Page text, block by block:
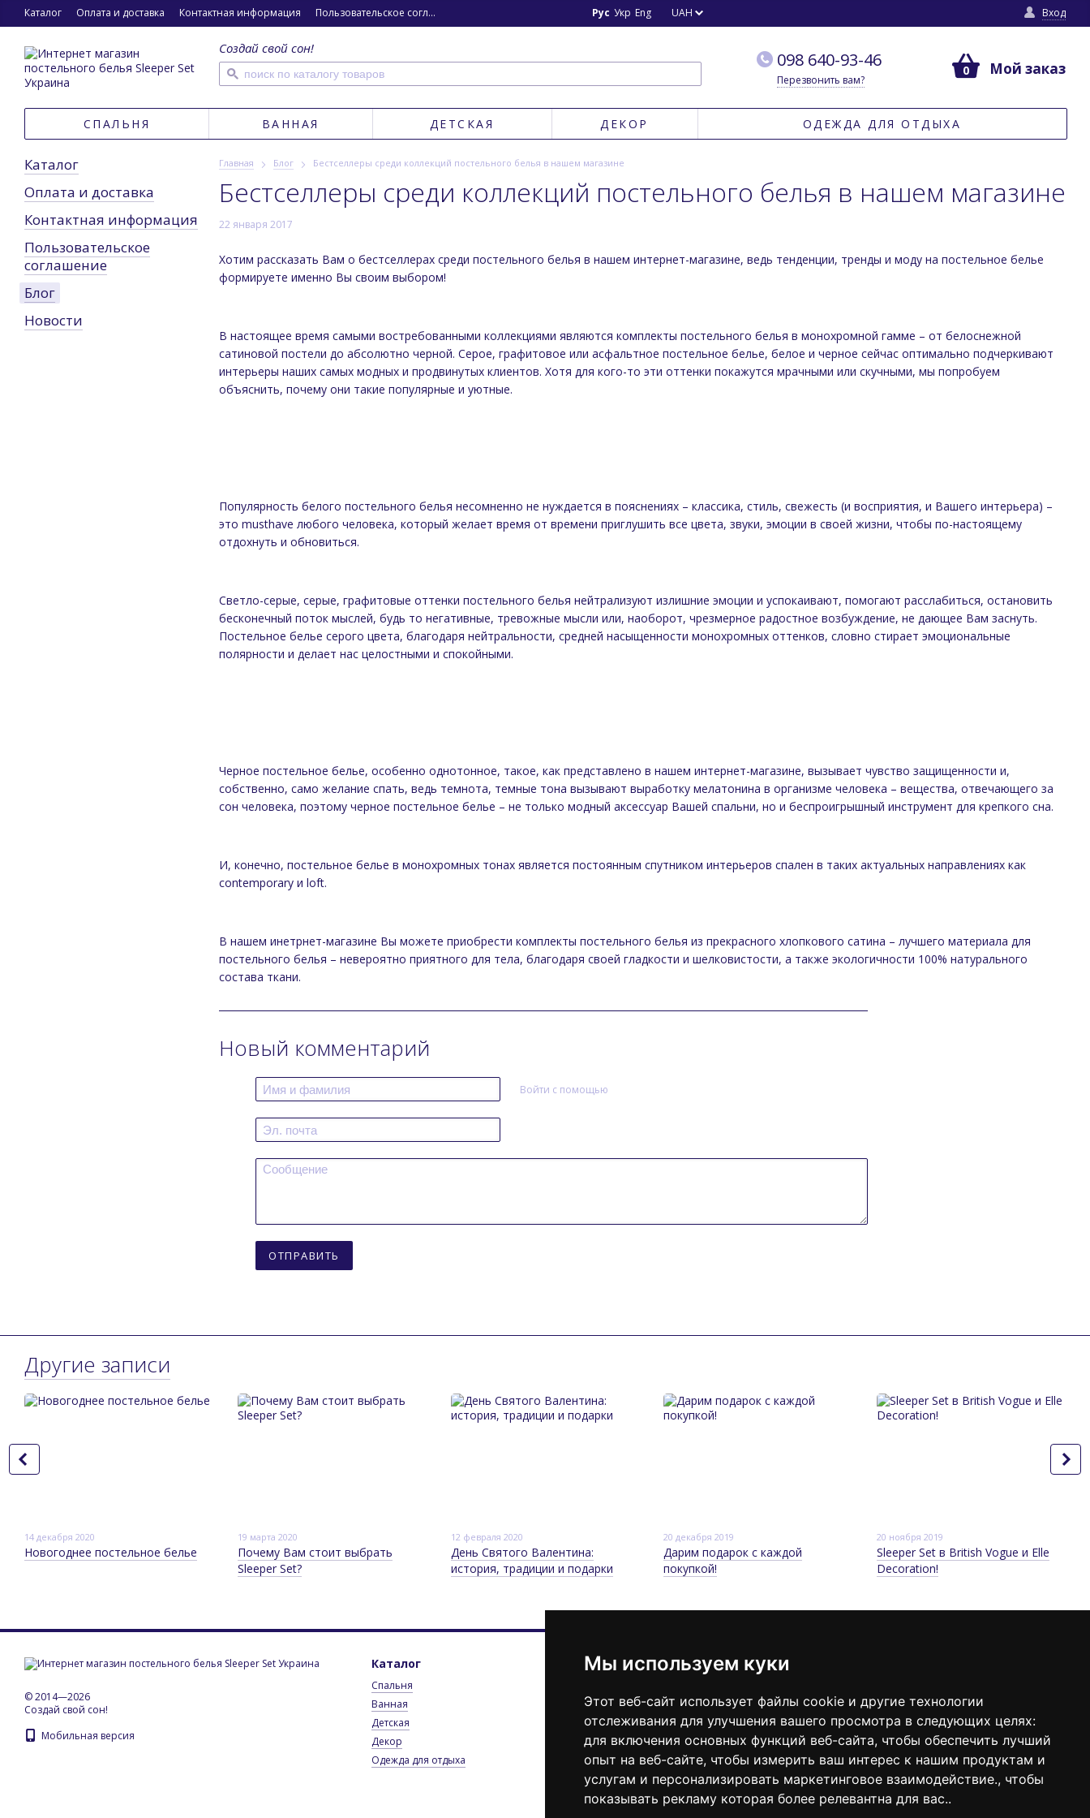
Мы используем куки
Этот веб-сайт использует файлы cookie и другие технологии
отслеживания для улучшения вашего просмотра в следующих целях:
для включения основных функций веб-сайта, чтобы обеспечить лучший
опыт на веб-сайте, чтобы измерить ваш интерес к нашим продуктам и
услугам и персонализировать маркетинговое взаимодействие., чтобы
показывать рекламу которая более релевантна для вас..
Каталог Оплата и доставка Контактная информация Пользовательское соглашение Вход
Рус Укр Eng UAH
Создай свой сон!
098 640-93-46
Перезвонить вам?
0 Мой заказ
СПАЛЬНЯ ВАННАЯ ДЕТСКАЯ ДЕКОР ОДЕЖДА ДЛЯ ОТДЫХА
Главная Блог Бестселлеры среди коллекций постельного белья в нашем магазине
Бестселлеры среди коллекций постельного белья в нашем магазине
22 января 2017
Хотим рассказать Вам о бестселлерах среди постельного белья в нашем интернет-магазине, ведь тенденции, тренды и моду на постельное белье
формируете именно Вы своим выбором!
В настоящее время самыми востребованными коллекциями являются комплекты постельного белья в монохромной гамме – от белоснежной
сатиновой постели до абсолютно черной. Серое, графитовое или асфальтное постельное белье, белое и черное сейчас оптимально подчеркивают
интерьеры наших самых модных и продвинутых клиентов. Хотя для кого-то эти оттенки покажутся мрачными или скучными, мы попробуем
объяснить, почему они такие популярные и уютные.
Популярность белого постельного белья несомненно не нуждается в пояснениях – классика, стиль, свежесть (и восприятия, и Вашего интерьера) –
это musthave любого человека, который желает время от времени приглушить все цвета, звуки, эмоции в своей жизни, чтобы по-настоящему
отдохнуть и обновиться.
Светло-серые, серые, графитовые оттенки постельного белья нейтрализуют излишние эмоции и успокаивают, помогают расслабиться, остановить
бесконечный поток мыслей, будь то негативные, тревожные мысли или, наоборот, чрезмерное радостное возбуждение, не дающее Вам заснуть.
Постельное белье серого цвета, благодаря нейтральности, средней насыщенности монохромных оттенков, словно стирает эмоциональные
полярности и делает нас целостными и спокойными.
Черное постельное белье, особенно однотонное, такое, как представлено в нашем интернет-магазине, вызывает чувство защищенности и,
собственно, само желание спать, ведь темнота, темные тона вызывают выработку мелатонина в организме человека – вещества, отвечающего за
сон человека, поэтому черное постельное белье – не только модный аксессуар Вашей спальни, но и беспроигрышный инструмент для крепкого сна.
И, конечно, постельное белье в монохромных тонах является постоянным спутником интерьеров спален в таких актуальных направлениях как
contemporary и loft.
В нашем инетрнет-магазине Вы можете приобрести комплекты постельного белья из прекрасного хлопкового сатина – лучшего материала для
постельного белья – невероятно приятного для тела, благодаря своей гладкости и шелковистости, а также экологичности 100% натурального
состава ткани.
Новый комментарий
Войти с помощью
ОТПРАВИТЬ
Каталог
Оплата и доставка
Контактная информация
Пользовательское
соглашение
Блог
Новости
Другие записи
14 декабря 2020
Новогоднее постельное белье
19 марта 2020
Почему Вам стоит выбрать
Sleeper Set?
12 февраля 2020
День Святого Валентина:
история, традиции и подарки
20 декабря 2019
Дарим подарок с каждой
покупкой!
20 ноября 2019
Sleeper Set в British Vogue и Elle
Decoration!
© 2014—2026
Создай свой сон!
Мобильная версия
Каталог
Спальня
Ванная
Детская
Декор
Одежда для отдыха
Клиентам
Оплата и доставка
Контактная информация
Пользовательское
Контактная информация
Перезвонить вам?
Карта проезда
Эл. почта: sleeperset@sleeperset.com.ua